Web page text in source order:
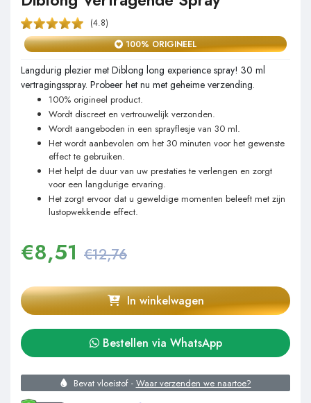
(4.8)
100% ORIGINEEL
Langdurig plezier met Diblong long experience spray! 30 ml
vertragingsspray. Probeer het nu met geheime verzending.
100% origineel product.
Wordt discreet en vertrouwelijk verzonden.
Wordt aangeboden in een sprayflesje van 30 ml.
Het wordt aanbevolen om het 30 minuten voor het gewenste
effect te gebruiken.
Het helpt de duur van uw prestaties te verlengen en zorgt
voor een langdurige ervaring.
Het zorgt ervoor dat u geweldige momenten beleeft met zijn
lustopwekkende effect.
€8,51 €12,76
In winkelwagen
Bestellen via WhatsApp
Bevat vloeistof - Waar verzenden we naartoe?